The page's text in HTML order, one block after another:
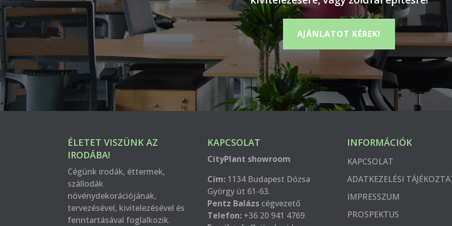
AJÁNLATOT KÉREK!
ÉLETET VISZÜNK AZ
IRODÁBA!
Cégünk irodák, éttermek,
szállodák
növénydekorációjának,
tervezésével, kivitelezésével és
fenntartásával foglalkozik.
KAPCSOLAT
CityPlant showroom
Cím: 1134 Budapest Dózsa
György út 61-63.
Pentz Balázs cégvezető
Telefon: +36 20 941 4769
INFORMÁCIÓK
KAPCSOLAT
ADATKEZELÉSI
IMPRESSZUM
PROSPEKTUS